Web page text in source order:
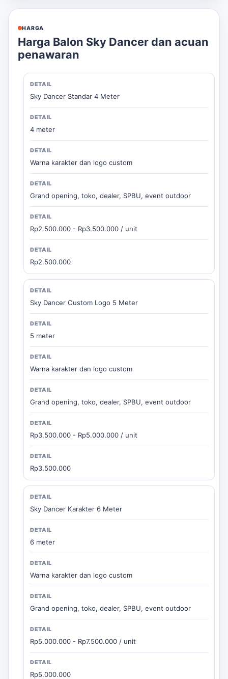
HARGA
Harga Balon Sky Dancer dan acuan
penawaran
Sky Dancer Standar 4 Meter
4 meter
Warna karakter dan logo custom
Grand opening, toko, dealer, SPBU, event outdoor
Rp2.500.000 - Rp3.500.000 / unit
Rp2.500.000
Sky Dancer Custom Logo 5 Meter
5 meter
Warna karakter dan logo custom
Grand opening, toko, dealer, SPBU, event outdoor
Rp3.500.000 - Rp5.000.000 / unit
Rp3.500.000
Sky Dancer Karakter 6 Meter
6 meter
Warna karakter dan logo custom
Grand opening, toko, dealer, SPBU, event outdoor
Rp5.000.000 - Rp7.500.000 / unit
Rp5.000.000